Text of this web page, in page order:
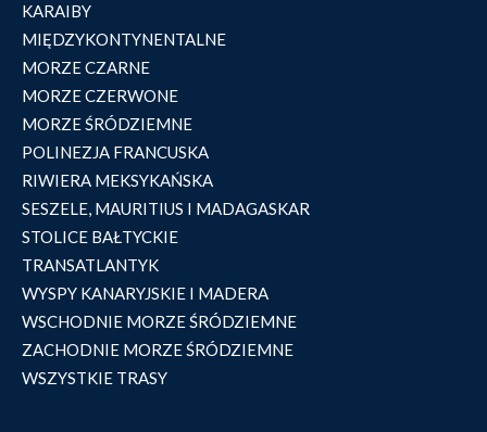
KARAIBY
MIĘDZYKONTYNENTALNE
MORZE CZARNE
MORZE CZERWONE
MORZE ŚRÓDZIEMNE
POLINEZJA FRANCUSKA
RIWIERA MEKSYKAŃSKA
SESZELE, MAURITIUS I MADAGASKAR
STOLICE BAŁTYCKIE
TRANSATLANTYK
WYSPY KANARYJSKIE I MADERA
WSCHODNIE MORZE ŚRÓDZIEMNE
ZACHODNIE MORZE ŚRÓDZIEMNE
WSZYSTKIE TRASY